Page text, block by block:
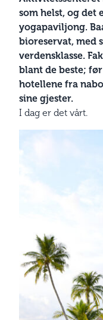
som helst, og det
yogapaviljong.
bioreservat, med
verdensklasse.
blant de beste;
hotellene fra
sine gjester.
I dag er det vårt.